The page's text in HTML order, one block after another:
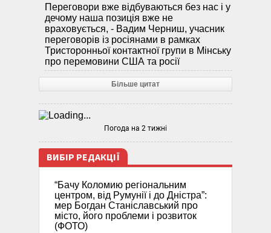
Переговори вже відбуваються без нас і у
дечому наша позиція вже не
враховується, - Вадим Черниш, учасник
переговорів із росіянами в рамках
Тристоронньої контактної групи в Мінську
про перемовини США та росії
Більше цитат
Погода на 2 тижні
ВИБІР РЕДАКЦІЇ
“Бачу Коломию регіональним
центром, від Румунії і до Дністра”:
мер Богдан Станіславський про
місто, його проблеми і розвиток
(ФОТО)